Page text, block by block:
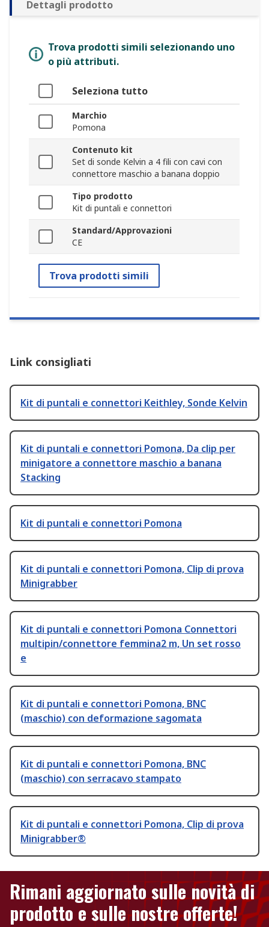
Dettagli prodotto
Trova prodotti simili selezionando uno
o più attributi.
Seleziona tutto
Marchio
Pomona
Contenuto kit
Set di sonde Kelvin a 4 fili con cavi con
connettore maschio a banana doppio
Tipo prodotto
Kit di puntali e connettori
Standard/Approvazioni
CE
Trova prodotti simili
Link consigliati
Kit di puntali e connettori Keithley, Sonde Kelvin
Kit di puntali e connettori Pomona, Da clip per
minigatore a connettore maschio a banana
Stacking
Kit di puntali e connettori Pomona
Kit di puntali e connettori Pomona, Clip di prova
Minigrabber
Kit di puntali e connettori Pomona Connettori
multipin/connettore femmina2 m, Un set rosso
e
Kit di puntali e connettori Pomona, BNC
(maschio) con deformazione sagomata
Kit di puntali e connettori Pomona, BNC
(maschio) con serracavo stampato
Kit di puntali e connettori Pomona, Clip di prova
Minigrabber®
Rimani aggiornato sulle novità di
prodotto e sulle nostre offerte!